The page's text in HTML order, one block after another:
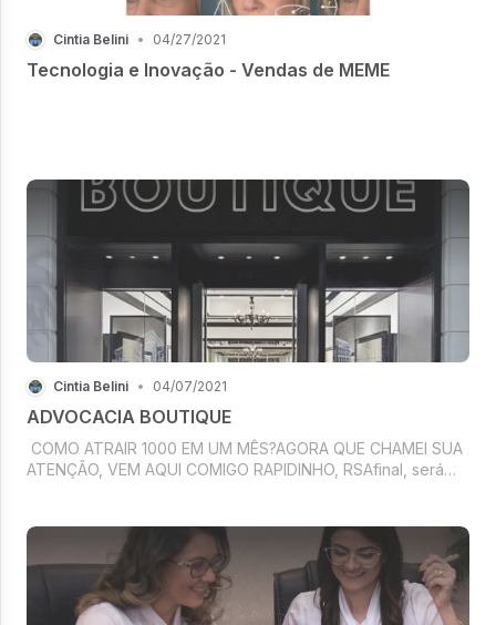
Cintia Belini • 04/27/2021
Tecnologia e Inovação - Vendas de MEME
Cintia Belini • 04/07/2021
ADVOCACIA BOUTIQUE
COMO ATRAIR 1000 EM UM MÊS?AGORA QUE CHAMEI SUA
ATENÇÃO, VEM AQUI COMIGO RAPIDINHO, RSAfinal, será
Conquistar x clientes em x dias!Ganhe...